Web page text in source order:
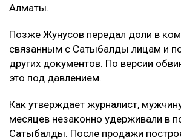
Алматы.
Позже Жунусов передал доли в
связанным с Сатыбалды лицам и
других документов. По версии
это под давлением.
Как утверждает журналист,
месяцев незаконно удерживали в
Сатыбалды. После продажи